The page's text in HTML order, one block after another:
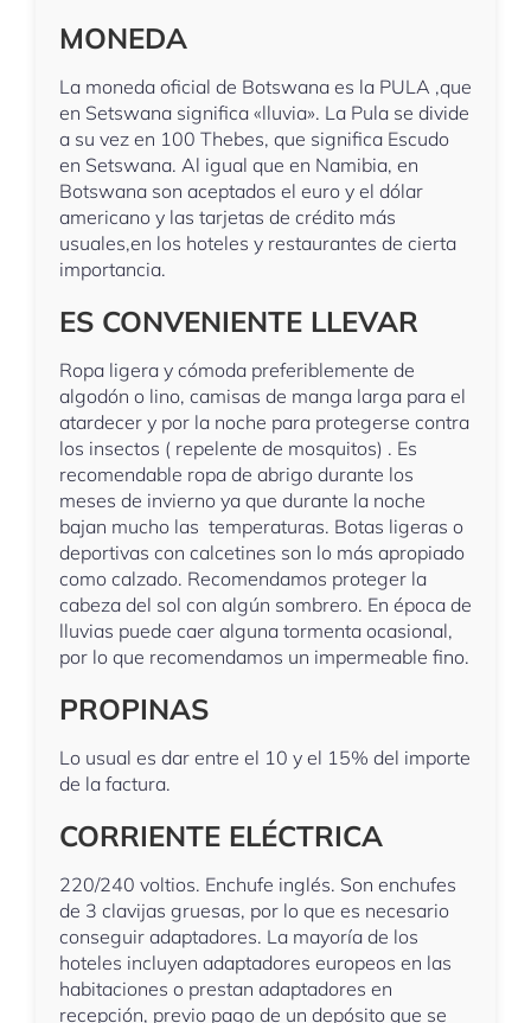
MONEDA
La moneda oficial de Botswana es la PULA ,que
en Setswana significa «lluvia». La Pula se divide
a su vez en 100 Thebes, que significa Escudo
en Setswana. Al igual que en Namibia, en
Botswana son aceptados el euro y el dólar
americano y las tarjetas de crédito más
usuales,en los hoteles y restaurantes de cierta
importancia.
ES CONVENIENTE LLEVAR
Ropa ligera y cómoda preferiblemente de
algodón o lino, camisas de manga larga para el
atardecer y por la noche para protegerse contra
los insectos ( repelente de mosquitos) . Es
recomendable ropa de abrigo durante los
meses de invierno ya que durante la noche
bajan mucho las temperaturas. Botas ligeras o
deportivas con calcetines son lo más apropiado
como calzado. Recomendamos proteger la
cabeza del sol con algún sombrero. En época de
lluvias puede caer alguna tormenta ocasional,
por lo que recomendamos un impermeable fino.
PROPINAS
Lo usual es dar entre el 10 y el 15% del importe
de la factura.
CORRIENTE ELÉCTRICA
220/240 voltios. Enchufe inglés. Son enchufes
de 3 clavijas gruesas, por lo que es necesario
conseguir adaptadores. La mayoría de los
hoteles incluyen adaptadores europeos en las
habitaciones o prestan adaptadores en
recepción, previo pago de un depósito que se